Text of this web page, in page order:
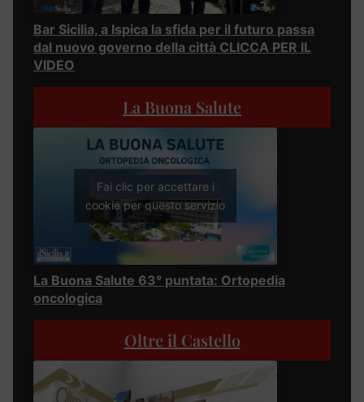
Bar Sicilia, a Ispica la sfida per il futuro passa
dal nuovo governo della città CLICCA PER IL
VIDEO
La Buona Salute
Fai clic per accettare i
cookie per questo servizio
La Buona Salute 63° puntata: Ortopedia
oncologica
Oltre il Castello